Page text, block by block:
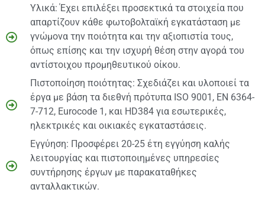
Υλικά: Έχει επιλέξει προσεκτικά τα στοιχεία που
απαρτίζουν κάθε φωτοβολταϊκή εγκατάσταση με
γνώμονα την ποιότητα και την αξιοπιστία τους,
όπως επίσης και την ισχυρή θέση στην αγορά του
αντίστοιχου προμηθευτικού οίκου.
Πιστοποίηση ποιότητας: Σχεδιάζει και υλοποιεί τα
έργα με βάση τα διεθνή πρότυπα ISO 9001, EN 6364-
7-712, Eurocode 1, και HD384 για εσωτερικές,
ηλεκτρικές και οικιακές εγκαταστάσεις.
Εγγύηση: Προσφέρει 20-25 έτη εγγύηση καλής
λειτουργίας και πιστοποιημένες υπηρεσίες
συντήρησης έργων με παρακαταθήκες
ανταλλακτικών.